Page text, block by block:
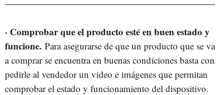
· Comprobar que el producto esté en buen estado y
funcione. Para asegurarse de que un producto que se va
a comprar se encuentra en buenas condiciones basta con
pedirle al vendedor un video e imágenes que permitan
comprobar el estado y funcionamiento del dispositivo.